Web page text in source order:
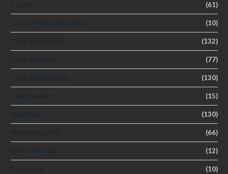
(61)
(10)
(132)
(77)
(130)
(15)
(130)
(66)
(12)
(10)